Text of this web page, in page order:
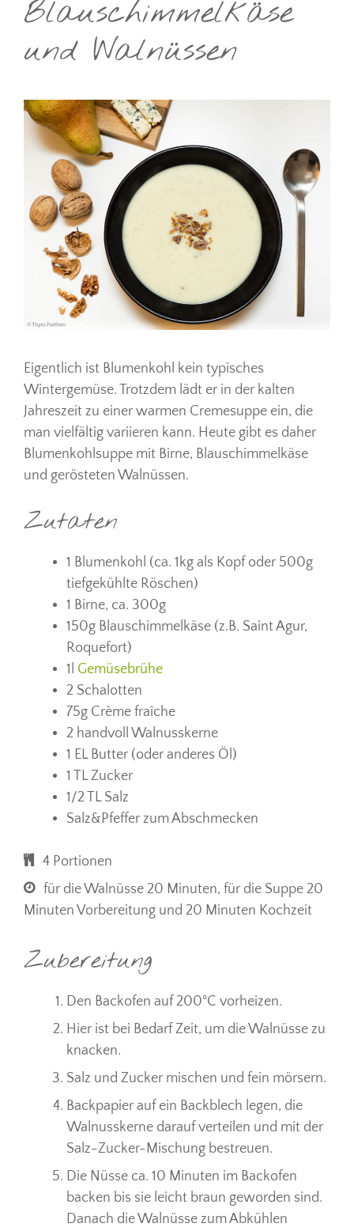
Blauschimmelkäse
und Walnüssen
Eigentlich ist Blumenkohl kein typisches
Wintergemüse. Trotzdem lädt er in der kalten
Jahreszeit zu einer warmen Cremesuppe ein, die
man vielfältig variieren kann. Heute gibt es daher
Blumenkohlsuppe mit Birne, Blauschimmelkäse
und gerösteten Walnüssen.
Zutaten
1 Blumenkohl (ca. 1kg als Kopf oder 500g
tiefgekühlte Röschen)
1 Birne, ca. 300g
150g Blauschimmelkäse (z.B. Saint Agur,
Roquefort)
1l Gemüsebrühe
2 Schalotten
75g Crème fraîche
2 handvoll Walnusskerne
1 EL Butter (oder anderes Öl)
1 TL Zucker
1/2 TL Salz
Salz&Pfeffer zum Abschmecken
4 Portionen
für die Walnüsse 20 Minuten, für die Suppe 20
Minuten Vorbereitung und 20 Minuten Kochzeit
Zubereitung
Den Backofen auf 200°C vorheizen.
Hier ist bei Bedarf Zeit, um die Walnüsse zu
knacken.
Salz und Zucker mischen und fein mörsern.
Backpapier auf ein Backblech legen, die
Walnusskerne darauf verteilen und mit der
Salz-Zucker-Mischung bestreuen.
Die Nüsse ca. 10 Minuten im Backofen
backen bis sie leicht braun geworden sind.
Danach die Walnüsse zum Abkühlen